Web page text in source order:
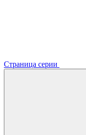
Страница серии